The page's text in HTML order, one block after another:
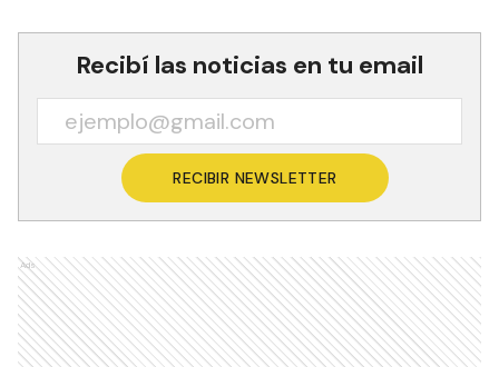
Recibí las noticias en tu email
RECIBIR NEWSLETTER
Ads